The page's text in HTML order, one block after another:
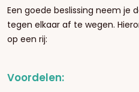
Een goede beslissing neem je
tegen elkaar af te wegen.
op een rij:
Voordelen: